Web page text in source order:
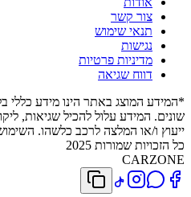
צור קשר
תנאי שימוש
נגישות
מדיניות פרטיות
דווח שגיאה
*המידע המוצג באתר הינו מידע כללי
שונים. המידע עלול להכיל שגיאות,
ייעוץ ו/או המלצה לרכב כלשהו.
כל הזכויות שמורות 2025
CARZONE